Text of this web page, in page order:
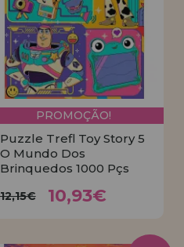
PROMOÇÃO!
Puzzle Trefl Toy Story 5
O Mundo Dos
Brinquedos 1000 Pçs
12,15€ 10,93€